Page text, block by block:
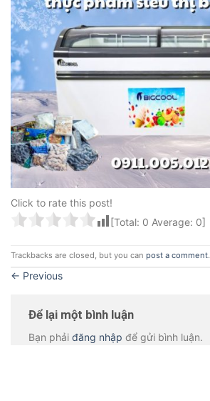
Click to rate this post!
[Total: 0 Average: 0]
Trackbacks are closed, but you can post a comment.
← Previous
Để lại một bình luận
Bạn phải đăng nhập để gửi bình luận.